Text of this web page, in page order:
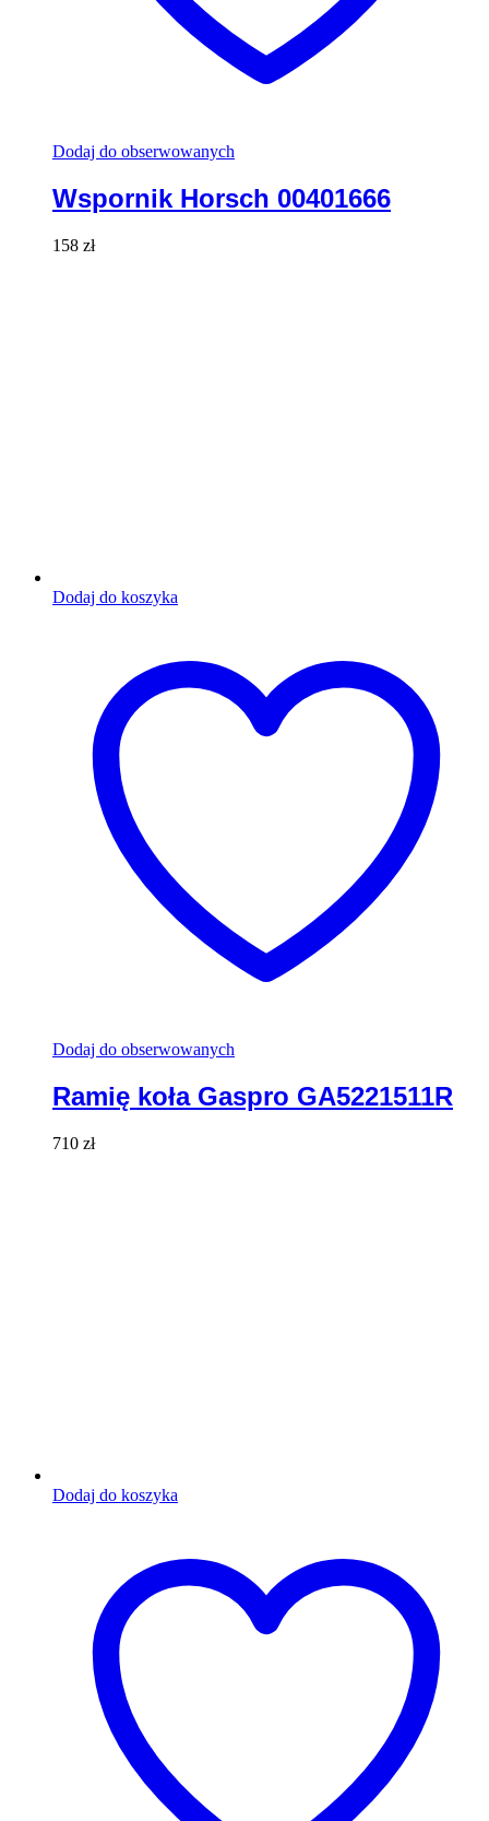
Dodaj do obserwowanych
Wspornik Horsch 00401666
158 zł
Dodaj do koszyka
Dodaj do obserwowanych
Ramię koła Gaspro GA5221511R
710 zł
Dodaj do koszyka